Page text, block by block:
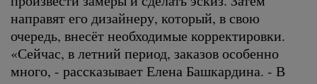
направят его дизайнеру, который, в свою
очередь, внесёт необходимые корректировки.
«Сейчас, в летний период, заказов особенно
много, - рассказывает Елена Башкардина. - В